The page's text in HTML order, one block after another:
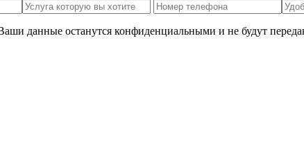
данные останутся конфиденциальными и не будут